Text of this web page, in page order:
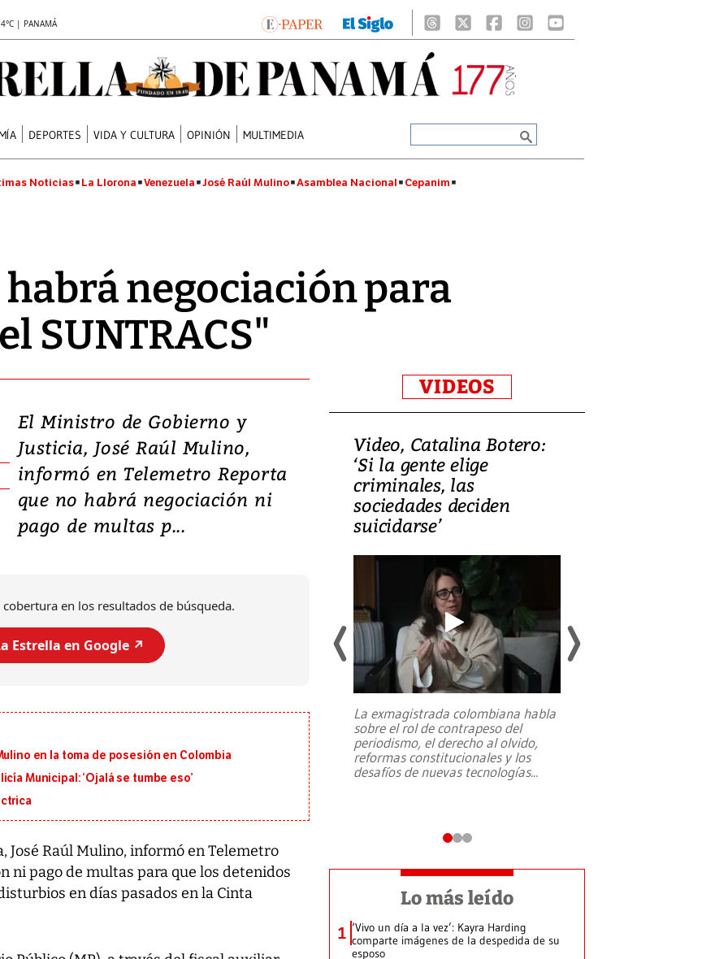
| PANAMÁ
DEPORTES VIDA Y CULTURA OPINIÓN MULTIMEDIA
Noticias La Llorona Venezuela José Raúl Mulino Asamblea Nacional Cepanim
negociación para
SUNTRACS"
El Ministro de Gobierno y
Justicia, José Raúl Mulino,
informó en Telemetro Reporta
que no habrá negociación ni
pago de multas p...
en los resultados de búsqueda.
Estrella en Google ↗️
en la toma de posesión en Colombia
Municipal: ‘Ojalá se tumbe eso’
José Raúl Mulino, informó en Telemetro
ni pago de multas para que los detenidos
en días pasados en la Cinta
VIDEOS
Video, Japón: Terremoto
deja heridos y graves
daños en Kumamoto
al sur de Japón, provocando una
Video, Catalina Botero:
‘Si la gente elige
criminales, las
sociedades deciden
suicidarse’
La exmagistrada colombiana habla
sobre el rol de contrapeso del
periodismo, el derecho al olvido,
reformas constitucionales y los
desafíos de nuevas tecnologías...
Lo más leído
1 ‘Vivo un día a la vez’: Kayra Harding
comparte imágenes de la despedida de su
esposo